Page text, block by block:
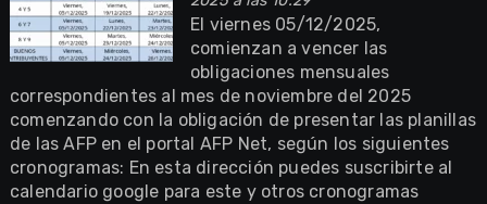
El viernes 05/12/2025,
comienzan a vencer las
obligaciones mensuales
correspondientes al mes de noviembre del 2025
comenzando con la obligación de presentar las planillas
de las AFP en el portal AFP Net, según los siguientes
cronogramas: En esta dirección puedes suscribirte al
calendario google para este y otros cronogramas